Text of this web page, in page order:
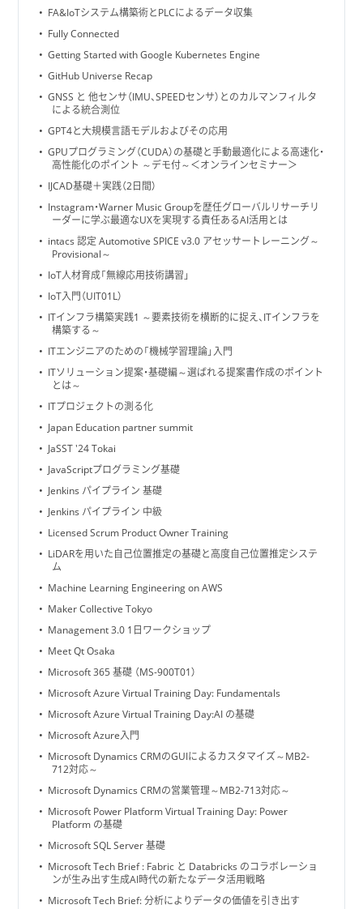
FA&IoTシステム構築術とPLCによるデータ収集
Fully Connected
Getting Started with Google Kubernetes Engine
GitHub Universe Recap
GNSS と 他センサ（IMU、SPEEDセンサ）とのカルマンフィルタ
による統合測位
GPT4と大規模言語モデルおよびその応用
GPUプログラミング（CUDA）の基礎と手動最適化による高速化・
高性能化のポイント ～デモ付～＜オンラインセミナー＞
IJCAD基礎＋実践（2日間）
Instagram・Warner Music Groupを歴任グローバルリサーチリ
ーダーに学ぶ最適なUXを実現する責任あるAI活用とは
intacs 認定 Automotive SPICE v3.0 アセッサートレーニング～
Provisional～
IoT人材育成「無線応用技術講習」
IoT入門（UIT01L）
ITインフラ構築実践1 ～要素技術を横断的に捉え、ITインフラを
構築する～
ITエンジニアのための「機械学習理論」入門
ITソリューション提案・基礎編～選ばれる提案書作成のポイント
とは～
ITプロジェクトの測る化
Japan Education partner summit
JaSST '24 Tokai
JavaScriptプログラミング基礎
Jenkins パイプライン 基礎
Jenkins パイプライン 中級
Licensed Scrum Product Owner Training
LiDARを用いた自己位置推定の基礎と高度自己位置推定システ
ム
Machine Learning Engineering on AWS
Maker Collective Tokyo
Management 3.0 1日ワークショップ
Meet Qt Osaka
Microsoft 365 基礎 （MS-900T01）
Microsoft Azure Virtual Training Day: Fundamentals
Microsoft Azure Virtual Training Day:AI の基礎
Microsoft Azure入門
Microsoft Dynamics CRMのGUIによるカスタマイズ～MB2-
712対応～
Microsoft Dynamics CRMの営業管理～MB2-713対応～
Microsoft Power Platform Virtual Training Day: Power
Platform の基礎
Microsoft SQL Server 基礎
Microsoft Tech Brief : Fabric と Databricks のコラボレーショ
ンが生み出す生成AI時代の新たなデータ活用戦略
Microsoft Tech Brief: 分析によりデータの価値を引き出す